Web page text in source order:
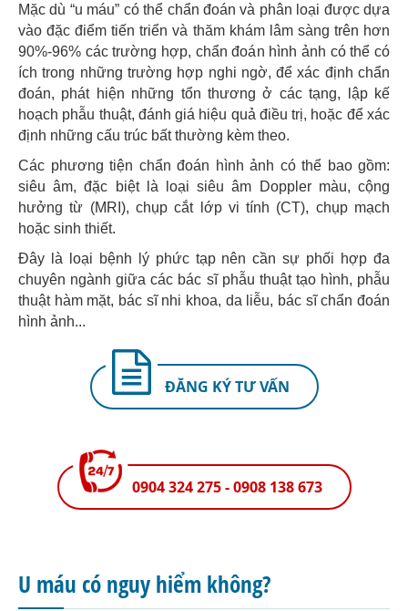
Mặc dù “u máu” có thể chẩn đoán và phân loại được dựa
vào đặc điểm tiến triển và thăm khám lâm sàng trên hơn
90%-96% các trường hợp, chẩn đoán hình ảnh có thể có
ích trong những trường hợp nghi ngờ, để xác định chẩn
đoán, phát hiện những tổn thương ở các tạng, lập kế
hoạch phẫu thuật, đánh giá hiệu quả điều trị, hoặc để xác
định những cấu trúc bất thường kèm theo.
Các phương tiện chẩn đoán hình ảnh có thể bao gồm:
siêu âm, đặc biệt là loại siêu âm Doppler màu, cộng
hưởng từ (MRI), chụp cắt lớp vi tính (CT), chụp mạch
hoặc sinh thiết.
Đây là loại bệnh lý phức tạp nên cần sự phối hợp đa
chuyên ngành giữa các bác sĩ phẫu thuật tạo hình, phẫu
thuật hàm mặt, bác sĩ nhi khoa, da liễu, bác sĩ chẩn đoán
hình ảnh...
ĐĂNG KÝ TƯ VẤN
0904 324 275 - 0908 138 673
U máu có nguy hiểm không?